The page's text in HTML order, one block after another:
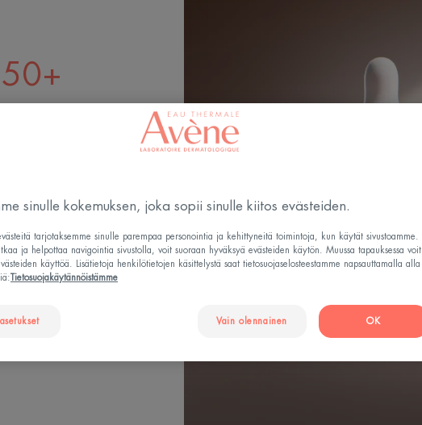
joka
kasvojen
korkea
tehoon
tarjoaa kolme
sinulle kokemuksen, joka sopii sinulle kiitos evästeiden.
tarjotaksemme sinulle parempaa personointia ja kehittyneitä toimintoja, kun käytät sivustoamme.
ja helpottaa navigointia sivustolla, voit suoraan hyväksyä evästeiden käytön. Muussa tapauksessa voit
käyttöä. Lisätietoja henkilötietojen käsittelystä saat tietosuojaselosteestamme napsauttamalla alla
Tietosuojakäytännöistämme
Vain olennainen OK